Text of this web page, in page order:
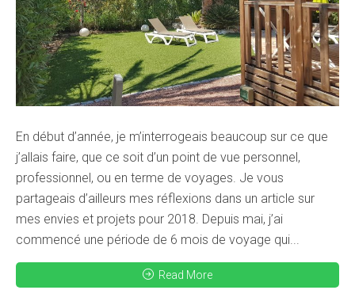
En début d’année, je m’interrogeais beaucoup sur ce que
j’allais faire, que ce soit d’un point de vue personnel,
professionnel, ou en terme de voyages. Je vous
partageais d’ailleurs mes réflexions dans un article sur
mes envies et projets pour 2018. Depuis mai, j’ai
commencé une période de 6 mois de voyage qui...
Read More